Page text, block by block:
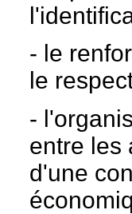
- le
le
-
entre les
d'une